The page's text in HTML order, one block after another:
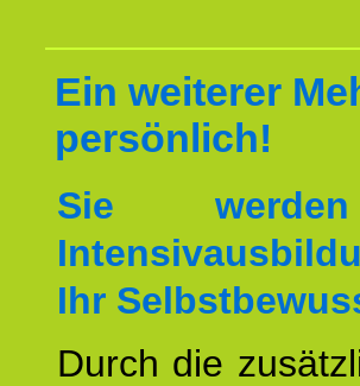
Ein weiterer
persönlich!
Sie
Ihr
Durch die